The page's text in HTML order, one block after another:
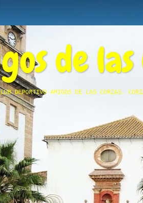
de
DEPORTIVO AMIGOS DE LAS CORZAS.